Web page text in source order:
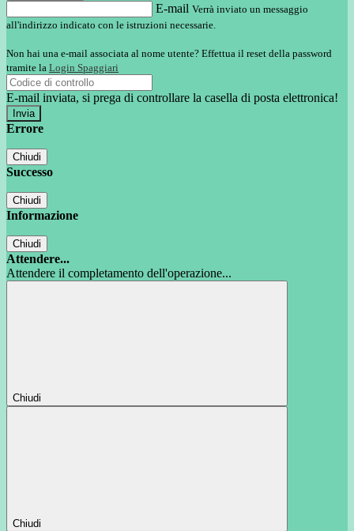
E-mail Verrà inviato un messaggio
all'indirizzo indicato con le istruzioni necessarie.
Non hai una e-mail associata al nome utente? Effettua il reset della password
tramite la Login Spaggiari
E-mail inviata, si prega di controllare la casella di posta elettronica!
Errore
Chiudi
Successo
Chiudi
Informazione
Chiudi
Attendere...
Attendere il completamento dell'operazione...
Chiudi
Chiudi